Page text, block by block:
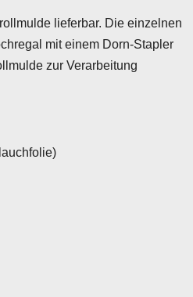
lieferbar. Die einzelnen
mit einem Dorn-Stapler
zur Verarbeitung